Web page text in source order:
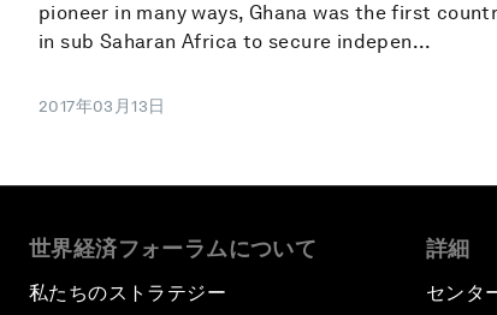
pioneer in many ways, Ghana was the first
in sub Saharan Africa to secure indepen...
2017年03月13日
世界経済フォーラムについて
私たちのストラテジー
詳細
センタ